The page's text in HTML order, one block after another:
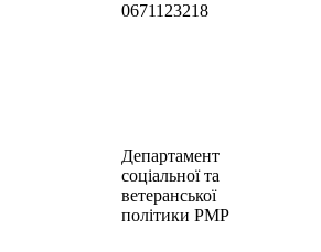
0671123218
Департамент
соціальної та
ветеранської
політики РМР